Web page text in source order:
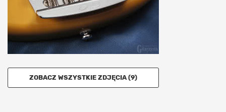
ZOBACZ WSZYSTKIE ZDJĘCIA (9)